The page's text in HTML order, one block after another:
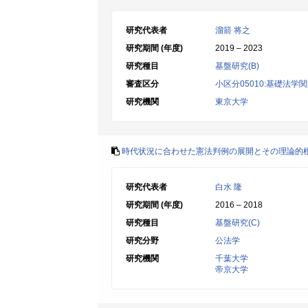
研究代表者
溜箭 将之
研究期間 (年度)
2019 – 2023
研究種目
基盤研究(B)
審査区分
小区分05010:基礎法学
研究機関
東京大学
時代状況に合わせた憲法判例の展開とその理論的
研究代表者
白水 隆
研究期間 (年度)
2016 – 2018
研究種目
基盤研究(C)
研究分野
公法学
研究機関
千葉大学
帝京大学